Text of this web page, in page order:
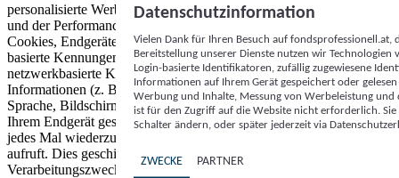
personalisierte Werbung und Inhalte, Messung von Werbeleistung
und der Performance von Inhalten sowie Zielgruppenforschung.
Cookies, Endgeräte- oder ähnliche Online-Kennungen (z. B. login-
basierte Kennungen, zufällig generierte Kennungen,
netzwerkbasierte Kennungen) können zusammen mit anderen
Informationen (z. B. Browsertyp und Browserinformationen,
Sprache, Bildschirmgröße, unterstützte Technologien usw.) auf
Ihrem Endgerät gespeichert oder von dort ausgelesen werden, um es
jedes Mal wiederzuerkennen, wenn es eine App oder einer Webseite
aufruft. Dies geschieht für einen oder mehrere der hier aufgeführten
Verarbeitungszwecke.
Datenschutzinformation
Vielen Dank für Ihren Besuch auf
Bereitstellung unserer Dienste nutzen wir Technologien
Login-basierte Identifikatoren, zufällig zugewiesene
Informationen auf Ihrem Gerät gespeichert oder
Werbung und Inhalte, Messung von Werbeleistung
ist für den Zugriff auf die Website nicht erforderlich.
Schalter ändern, oder später jederzeit via
ZWECKE PARTNER